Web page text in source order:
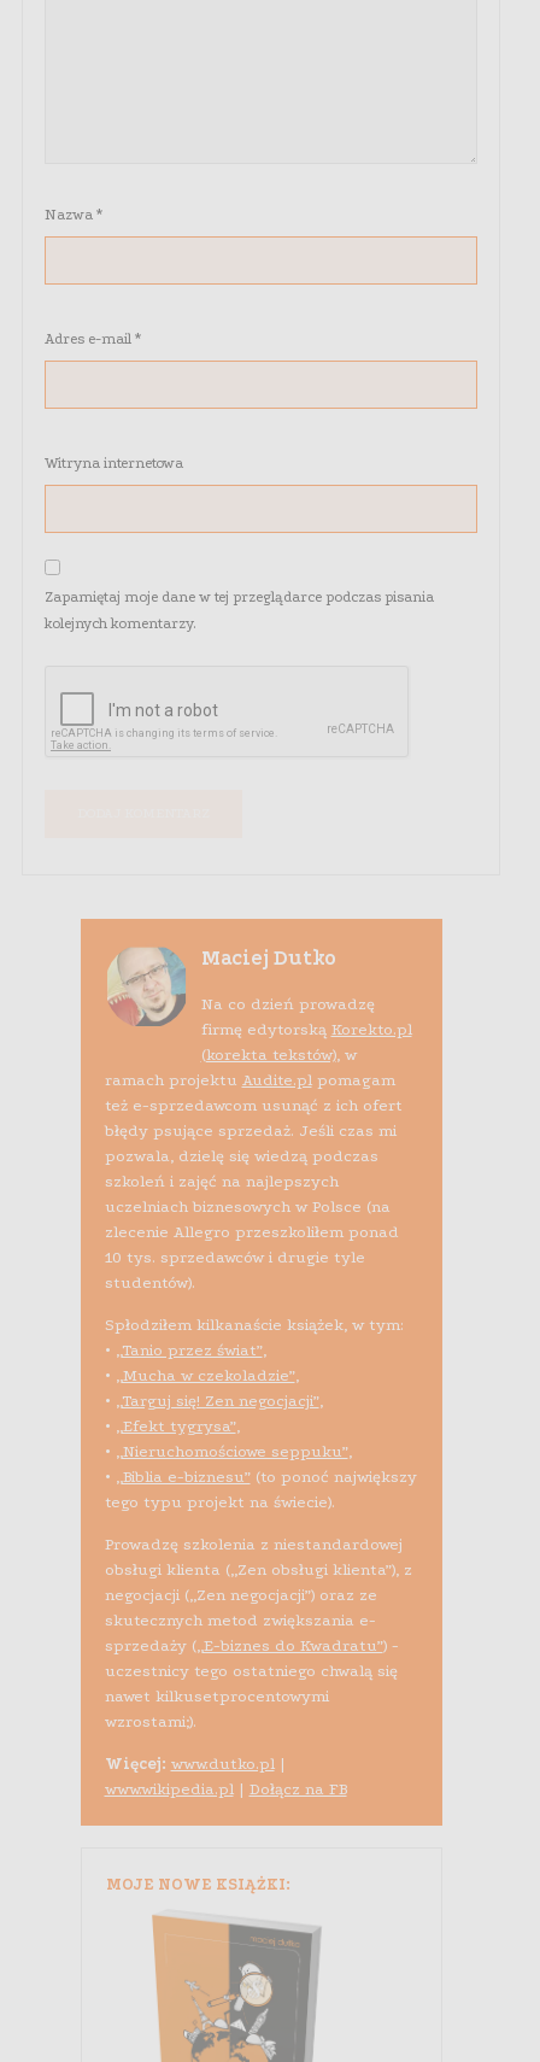
Nazwa *
Adres e-mail *
Witryna internetowa
Zapamiętaj moje dane w tej przeglądarce podczas pisania
kolejnych komentarzy.
Maciej Dutko
Na co dzień prowadzę
firmę edytorską Korekto.pl
(korekta tekstów), w
ramach projektu Audite.plpomagam
też e-sprzedawcom usunąć z ich ofert
błędy psujące sprzedaż. Jeśli czas mi
pozwala, dzielę się wiedzą podczas
szkoleń i zajęć na najlepszych
uczelniach biznesowych w Polsce (na
zlecenie Allegro przeszkoliłem ponad
10 tys. sprzedawców i drugie tyle
studentów).
Spłodziłem kilkanaście książek, w tym:
• „Tanio przez świat”,
• „Mucha w czekoladzie”,
• „Targuj się! Zen negocjacji”,
• „Efekt tygrysa”,
• „Nieruchomościowe seppuku”,
• „Biblia e-biznesu”(to ponoć największy
tego typu projekt na świecie).
Prowadzę szkolenia z niestandardowej
obsługi klienta („Zen obsługi klienta”), z
negocjacji („Zen negocjacji”) oraz ze
skutecznych metod zwiększania e-
sprzedaży („E-biznes do Kwadratu”) -
uczestnicy tego ostatniego chwalą się
nawet kilkusetprocentowymi
wzrostami;).
Więcej: www.dutko.pl|
www.wikipedia.pl| Dołącz na FB
MOJE NOWE KSIĄŻKI: